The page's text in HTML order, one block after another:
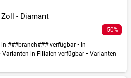
Zoll - Diamant
-50%
###branch### verfügbar • In
Varianten in Filialen verfügbar • Varianten